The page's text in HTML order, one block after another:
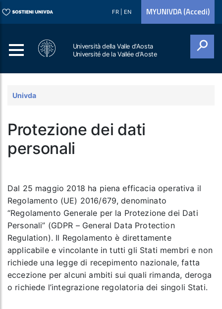
FR EN MYUNIVDA (Accedi)
Università della Valle d'Aosta
Université de la Vallée d'Aoste
Univda
Protezione dei dati
personali
Dal 25 maggio 2018 ha piena efficacia operativa il
Regolamento (UE) 2016/679, denominato
“Regolamento Generale per la Protezione dei Dati
Personali” (GDPR – General Data Protection
Regulation). Il Regolamento è direttamente
applicabile e vincolante in tutti gli Stati membri e non
richiede una legge di recepimento nazionale, fatta
eccezione per alcuni ambiti sui quali rimanda, deroga
o richiede l’integrazione regolatoria dei singoli Stati.